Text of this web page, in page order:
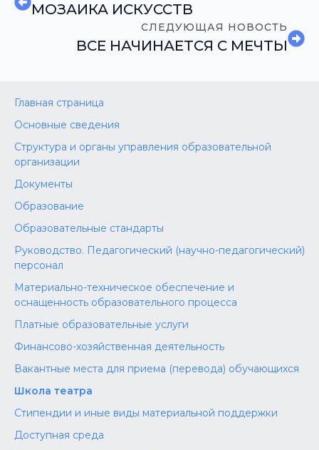
МОЗАИКА ИСКУССТВ
СЛЕДУЮЩАЯ НОВОСТЬ
ВСЕ НАЧИНАЕТСЯ С МЕЧТЫ
Главная страница
Основные сведения
Структура и органы управления образовательной
организации
Документы
Образование
Образовательные стандарты
Руководство. Педагогический (научно-педагогический)
персонал
Материально-техническое обеспечение и
оснащенность образовательного процесса
Платные образовательные услуги
Финансово-хозяйственная деятельность
Вакантные места для приема (перевода) обучающихся
Школа театра
Стипендии и иные виды материальной поддержки
Доступная среда